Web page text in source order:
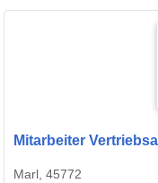
Mitarbeiter
Marl, 45772